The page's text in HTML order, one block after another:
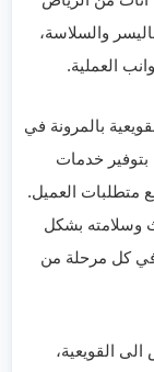
والسلاسة،
العملية.
بالمرونة في
بتوفير خدمات
متطلبات العميل.
وسلامته بشكل
في كل مرحلة من
القويعية،